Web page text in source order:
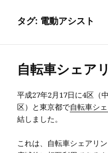
タグ: 電動アシスト
自転車シェア
平成27年2月17日に4区（
区）と東京都で自転車シ
結しました。
これは、自転車シェアリ